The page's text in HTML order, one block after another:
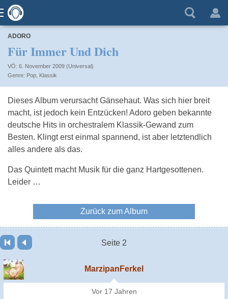
ADORO
Für Immer Und Dich
VÖ: 6. November 2009 (Universal)
Pop Klassik
Dieses Album verursacht Gänsehaut. Was sich hier breit
macht, ist jedoch kein Entzücken! Adoro geben bekannte
deutsche Hits in orchestralem Klassik-Gewand zum
Besten. Klingt erst einmal spannend, ist aber letztendlich
alles andere als das.
Das Quintett macht Musik für die ganz Hartgesottenen.
Leider …
Zurück zum Album
Seite 2
MarzipanFerkel
Vor 17 Jahren